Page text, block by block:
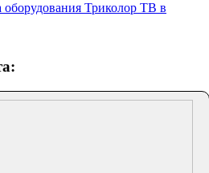
Триколор ТВ в